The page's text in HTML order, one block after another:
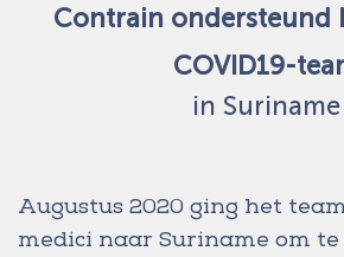
Contrain ondersteund
COVID19-
in Suriname
Augustus 2020 ging het
medici naar Suriname om